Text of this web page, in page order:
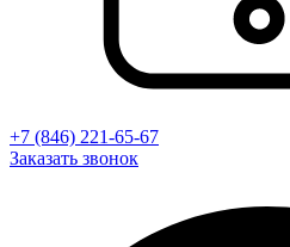
+7 (846) 221-65-67
Заказать звонок